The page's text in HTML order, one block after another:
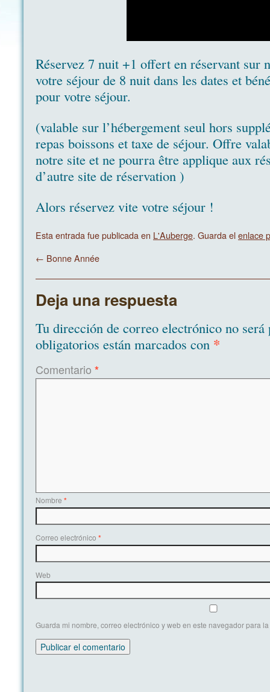
Réservez 7 nuit +1 offert en réservant sur
votre séjour de 8 nuit dans les dates et
pour votre séjour.
(valable sur l’hébergement seul hors
repas boissons et taxe de séjour. Offre
notre site et ne pourra être applique aux
d’autre site de réservation )
Alors réservez vite votre séjour !
Esta entrada fue publicada en L'Auberge. Guarda elenlace
← Bonne Année
Deja una respuesta
Tu dirección de correo electrónico no será
obligatorios están marcados con *
Comentario *
Nombre *
Correo electrónico *
Web
Guarda mi nombre, correo electrónico y web en este navegador para